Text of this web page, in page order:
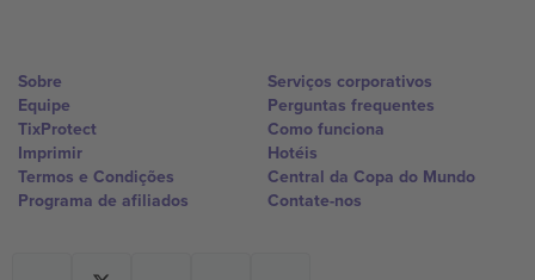
Sobre
Equipe
TixProtect
Imprimir
Termos e Condições
Programa de afiliados
Serviços corporativos
Perguntas frequentes
Como funciona
Hotéis
Central da Copa do Mundo
Contate-nos